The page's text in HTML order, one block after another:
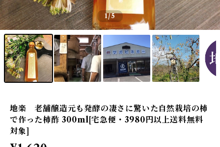
1/5
地楽 老舗醸造元も発酵の凄さに驚いた自然栽培の柿
で作った柿酢 300ml[宅急便・3980円以上送料無料
対象]